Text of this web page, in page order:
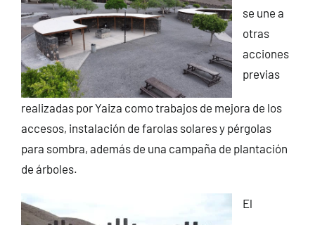
se une a
otras
acciones
previas
realizadas por Yaiza como trabajos de mejora de los
accesos, instalación de farolas solares y pérgolas
para sombra, además de una campaña de plantación
de árboles.
El